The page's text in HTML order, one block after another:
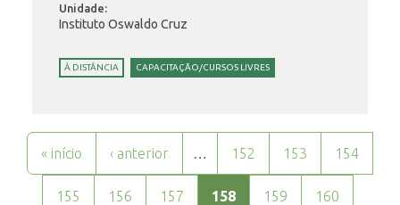
Unidade:
Instituto Oswaldo Cruz
À DISTÂNCIA CAPACITAÇÃO/CURSOS LIVRES
Páginas
« início ‹ anterior … 152 153 154
155 156 157 158 159 160